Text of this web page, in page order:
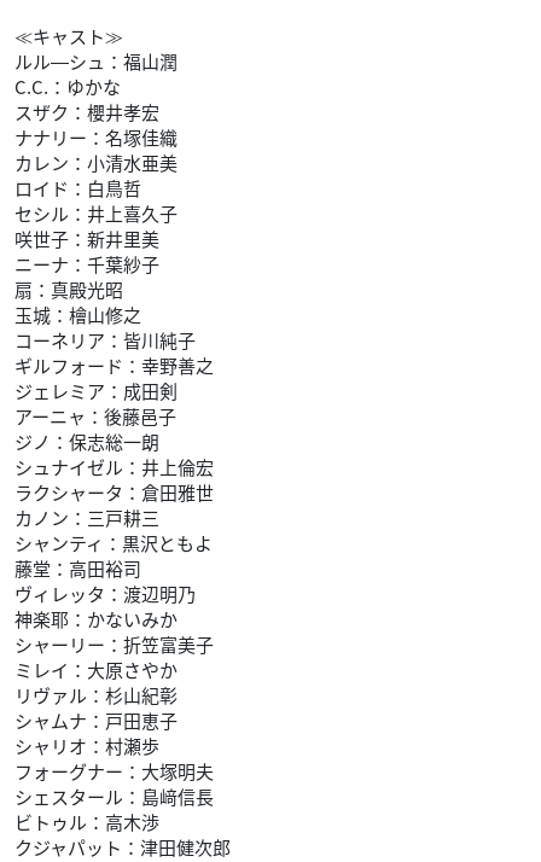
≪キャスト≫
ルル―シュ：福山潤
C.C.：ゆかな
スザク：櫻井孝宏
ナナリー：名塚佳織
カレン：小清水亜美
ロイド：白鳥哲
セシル：井上喜久子
咲世子：新井里美
ニーナ：千葉紗子
扇：真殿光昭
玉城：檜山修之
コーネリア：皆川純子
ギルフォード：幸野善之
ジェレミア：成田剣
アーニャ：後藤邑子
ジノ：保志総一朗
シュナイゼル：井上倫宏
ラクシャータ：倉田雅世
カノン：三戸耕三
シャンティ：黒沢ともよ
藤堂：高田裕司
ヴィレッタ：渡辺明乃
神楽耶：かないみか
シャーリー：折笠富美子
ミレイ：大原さやか
リヴァル：杉山紀彰
シャムナ：戸田恵子
シャリオ：村瀬歩
フォーグナー：大塚明夫
シェスタール：島﨑信長
ビトゥル：高木渉
クジャパット：津田健次郎